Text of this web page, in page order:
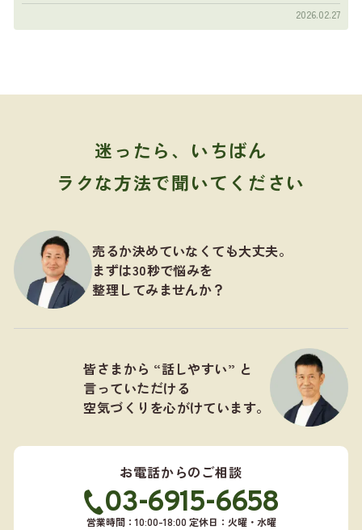
はどれくらい？4 […]
2026.02.27
迷ったら、いちばん
ラクな方法で聞いてください
売るか決めていなくても大丈夫。
まずは30秒で悩みを
整理してみませんか？
皆さまから “話しやすい” と
言っていただける
空気づくりを心がけています。
お電話からのご相談
03-6915-6658
営業時間：10:00-18:00 定休日：火曜・水曜